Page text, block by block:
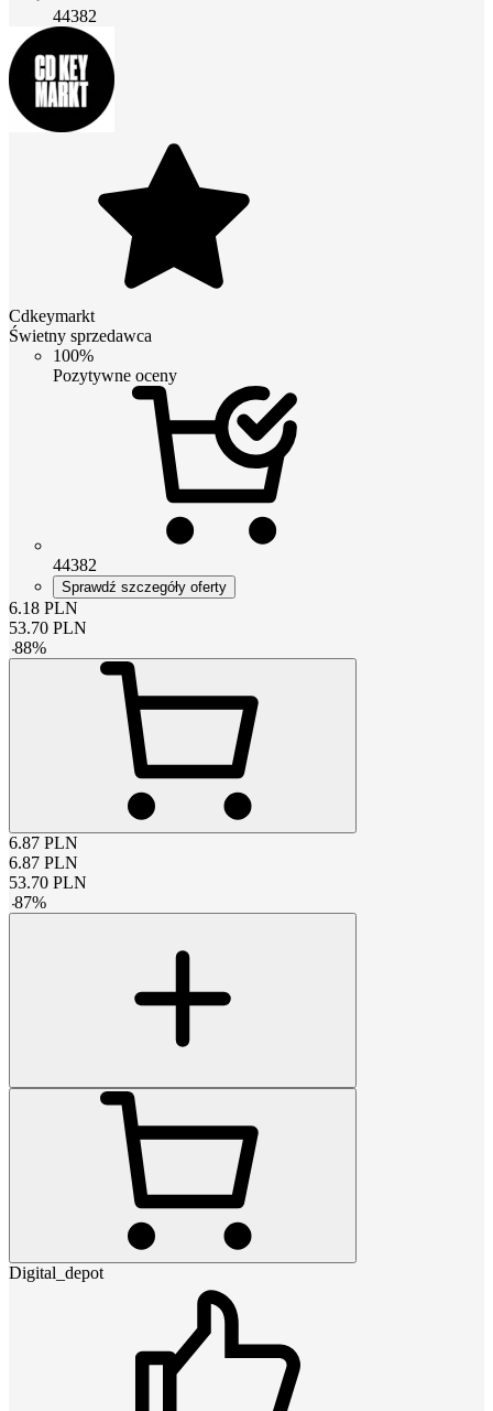
44382
Cdkeymarkt
Świetny sprzedawca
100%
Pozytywne oceny
44382
Sprawdź szczegóły oferty
6.18 PLN
53.70 PLN
-88%
6.87 PLN
6.87 PLN
53.70 PLN
-87%
Digital_depot